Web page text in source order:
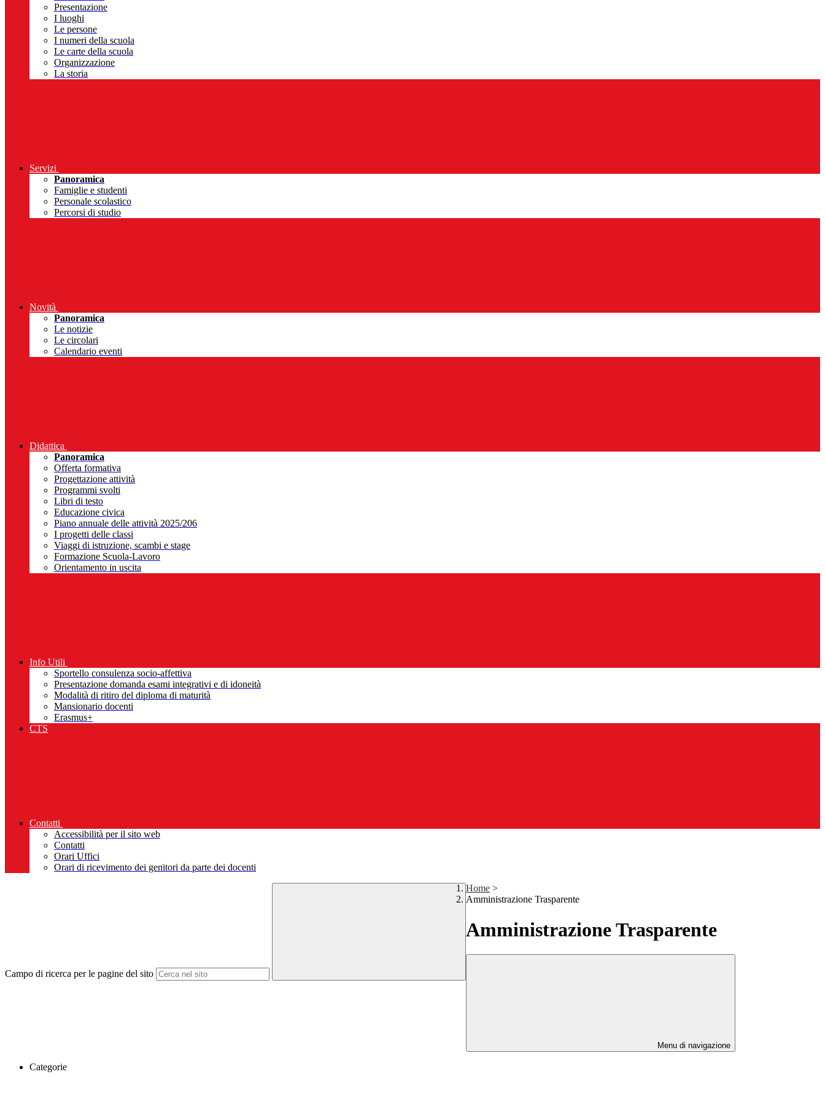
Presentazione
I luoghi
Le persone
I numeri della scuola
Le carte della scuola
Organizzazione
La storia
Servizi
Panoramica
Famiglie e studenti
Personale scolastico
Percorsi di studio
Novità
Panoramica
Le notizie
Le circolari
Calendario eventi
Didattica
Panoramica
Offerta formativa
Progettazione attività
Programmi svolti
Libri di testo
Educazione civica
Piano annuale delle attività 2025/206
I progetti delle classi
Viaggi di istruzione, scambi e stage
Formazione Scuola-Lavoro
Orientamento in uscita
Info Utili
Sportello consulenza socio-affettiva
Presentazione domanda esami integrativi e di idoneità
Modalità di ritiro del diploma di maturità
Mansionario docenti
Erasmus+
CTS
Contatti
Accessibilità per il sito web
Contatti
Orari Uffici
Orari di ricevimento dei genitori da parte dei docenti
Campo di ricerca per le pagine del sito
Home >
Amministrazione Trasparente
Amministrazione Trasparente
Menu di navigazione
Categorie